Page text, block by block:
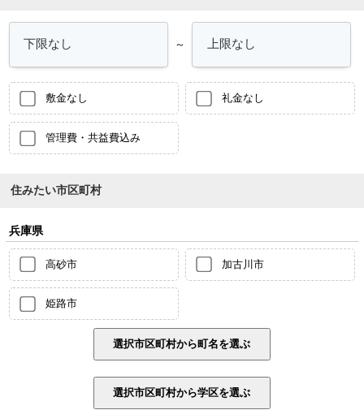
～
敷金なし 礼金なし
管理費・共益費込み
住みたい市区町村
兵庫県
高砂市 加古川市
姫路市